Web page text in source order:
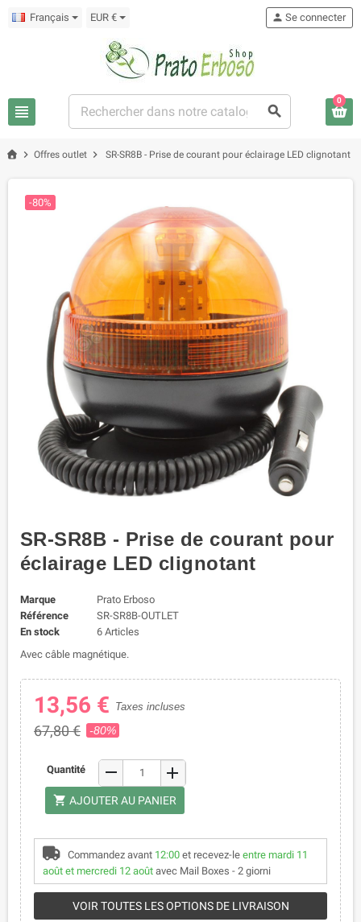
Français EUR €
view_headline search
person Se connecter
0
chevron_right Offres outlet chevron_right SR-SR8B - Prise de courant pour éclairage LED clignotant
-80%
SR-SR8B - Prise de courant pour
éclairage LED clignotant
Marque
Prato Erboso
Référence
SR-SR8B-OUTLET
En stock
6 Articles
Avec câble magnétique.
13,56 € Taxes incluses
67,80 € -80%
Quantité remove add
shopping_cart AJOUTER AU PANIER
Commandez avant 12:00et recevez-le entre mardi 11
août et mercredi 12 août avec Mail Boxes - 2 giorni
VOIR TOUTES LES OPTIONS DE LIVRAISON